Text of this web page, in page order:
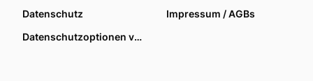
Datenschutz
Impressum / AGBs
Datenschutzoptionen verwalten